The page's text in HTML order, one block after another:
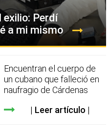
exilio: Perdí
a mi mismo
Encuentran el cuerpo de
un cubano que falleció en
naufragio de Cárdenas
Leer artículo